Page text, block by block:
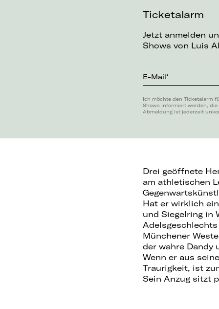
Ticketalarm
Jetzt anmelden
Shows von Luis
E-Mail*
Ich möchte den Ticketalarm
Shows informiert werden,
Abmeldung ist jederzeit
Drei geöffnete
am athletischen
Hat er wirklich
und Siegelring in
Münchener
der wahre Dandy
Wenn er aus
Traurigkeit, ist
Sein Anzug sitzt